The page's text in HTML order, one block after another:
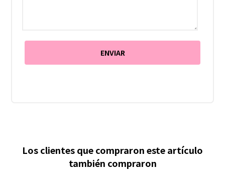
Los clientes que compraron este artículo
también compraron